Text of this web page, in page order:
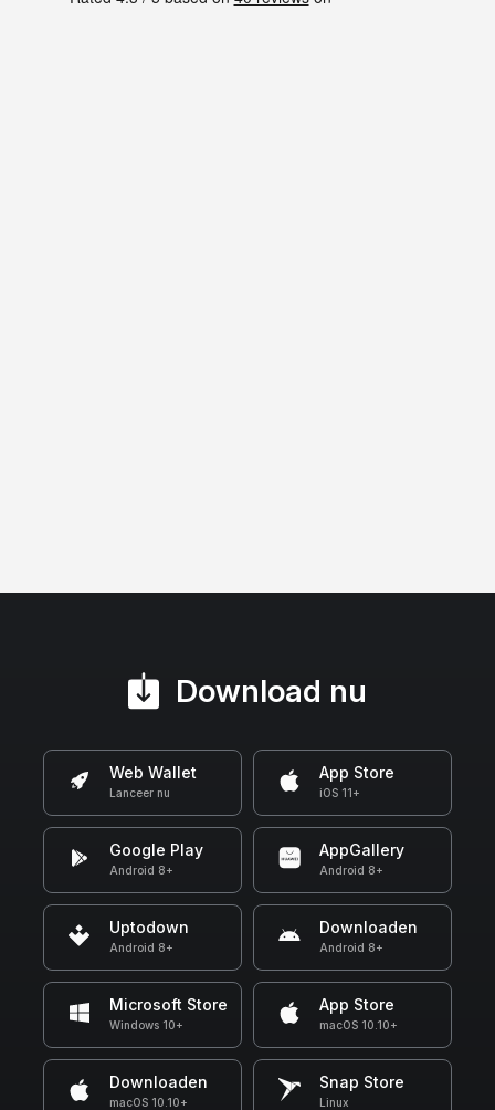
Download nu
Web Wallet
Lanceer nu
App Store
iOS 11+
Google Play
Android 8+
AppGallery
Android 8+
Uptodown
Android 8+
Downloaden
Android 8+
Microsoft Store
Windows 10+
App Store
macOS 10.10+
Downloaden
macOS 10.10+
Snap Store
Linux